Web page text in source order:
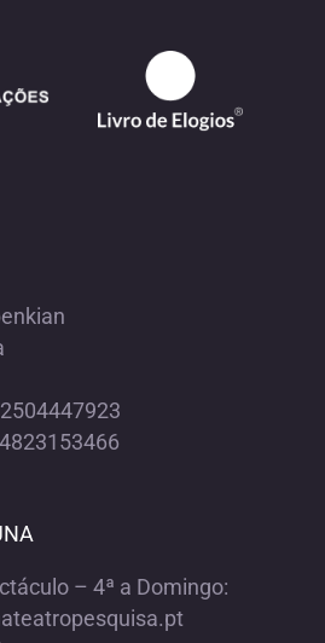
– 4ª a Domingo: